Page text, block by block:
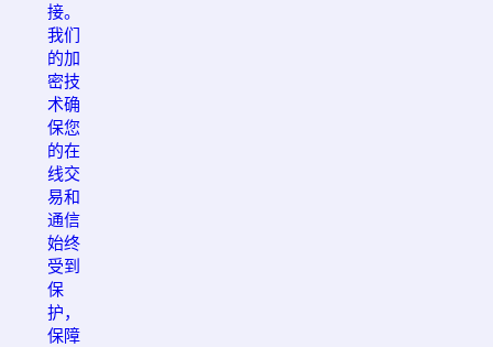
接。
我们
的加
密技
术确
保您
的在
线交
易和
通信
始终
受到
保
护，
保障